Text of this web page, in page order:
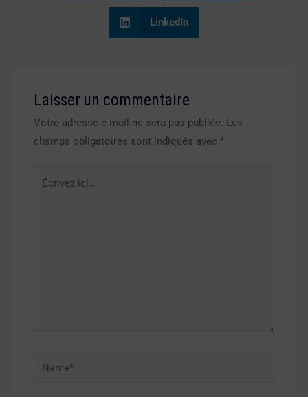
LinkedIn
Laisser un commentaire
Votre adresse e-mail ne sera pas publiée. Les
champs obligatoires sont indiqués avec*
Écrivez
Name*